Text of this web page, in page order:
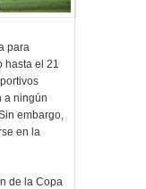
para
hasta el 21
a ningún
embargo,
en la
de la Copa